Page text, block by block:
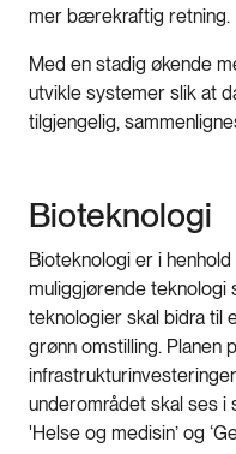
mer bærekraftig retning.
Med en stadig økende
utvikle systemer slik at
tilgjengelig,
Bioteknologi
Bioteknologi er i
muliggjørende teknologi
teknologier skal bidra til
grønn omstilling. Planen
underområdet skal ses i
'Helse og medisin’ og